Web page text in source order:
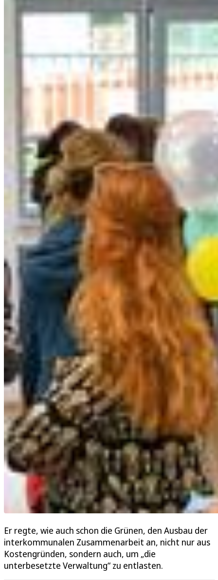
Er regte, wie auch schon die Grünen, den Ausbau der
interkommunalen Zusammenarbeit an, nicht nur aus
Kostengründen, sondern auch, um „die
unterbesetzte Verwaltung“ zu entlasten.